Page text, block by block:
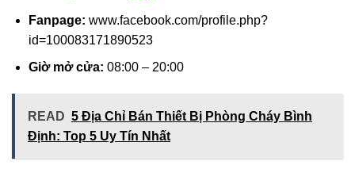
Fanpage: www.facebook.com/profile.php?
id=100083171890523
Giờ mở cửa: 08:00 – 20:00
READ 5 Địa Chỉ Bán Thiết Bị Phòng Cháy Bình
Định: Top 5 Uy Tín Nhất